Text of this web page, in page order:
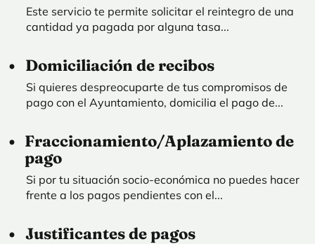
Este servicio te permite solicitar el reintegro de una
cantidad ya pagada por alguna tasa...
Domiciliación de recibos
Si quieres despreocuparte de tus compromisos de
pago con el Ayuntamiento, domicilia el pago de...
Fraccionamiento/Aplazamiento de
pago
Si por tu situación socio-económica no puedes hacer
frente a los pagos pendientes con el...
Justificantes de pagos